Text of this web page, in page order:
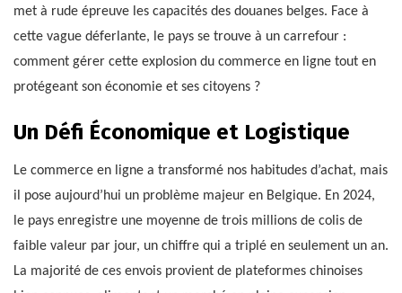
met à rude épreuve les capacités des douanes belges. Face à
cette vague déferlante, le pays se trouve à un carrefour :
comment gérer cette explosion du commerce en ligne tout en
protégeant son économie et ses citoyens ?
Un Défi Économique et Logistique
Le commerce en ligne a transformé nos habitudes d’achat, mais
il pose aujourd’hui un problème majeur en Belgique. En 2024,
le pays enregistre une moyenne de trois millions de colis de
faible valeur par jour, un chiffre qui a triplé en seulement un an.
La majorité de ces envois provient de plateformes chinoises